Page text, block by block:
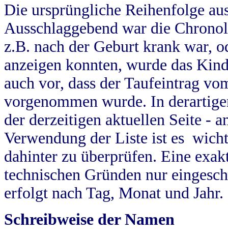
Die ursprüngliche Reihenfolge
Ausschlaggebend war die
z.B. nach der Geburt krank war,
anzeigen konnten, wurde das
auch vor, dass der Taufeintrag
vorgenommen wurde. In
der derzeitigen aktuellen Seite -
Verwendung der Liste ist es
dahinter zu überprüfen. Eine
technischen Gründen nur
erfolgt nach Tag, Monat und Jahr.
Schreibweise der Namen